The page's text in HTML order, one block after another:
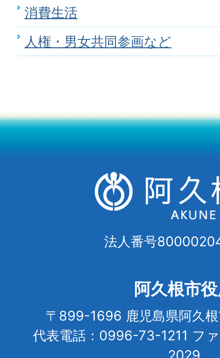
消費生活
人権・男女共同参画など
法人番号
阿久根市
〒899-1696 鹿児島県阿久
代表電話：0996-73-1211 フ